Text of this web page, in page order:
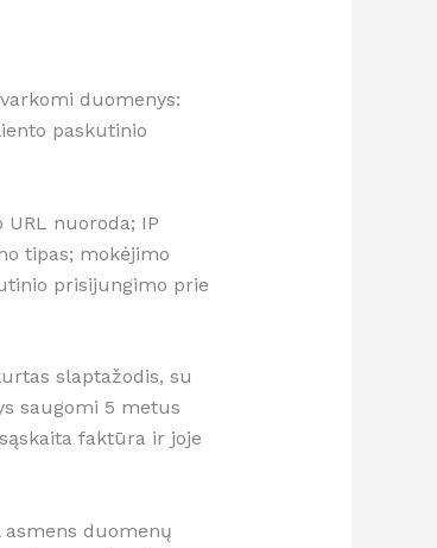
duomenys:
paskutinio
nuoroda; IP
tipas; mokėjimo
prisijungimo prie
slaptažodis, su
saugomi 5 metus
faktūra ir joje
asmens duomenų